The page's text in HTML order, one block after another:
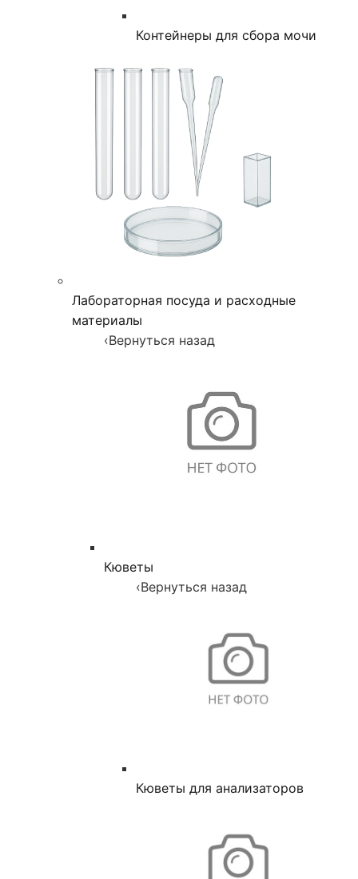
Контейнеры для сбора мочи
Лабораторная посуда и расходные
материалы
‹Вернуться назад
Кюветы
‹Вернуться назад
Кюветы для анализаторов